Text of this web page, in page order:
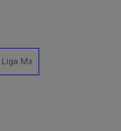
Liga Mx